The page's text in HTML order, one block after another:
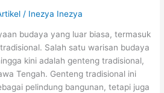
/ Inezya Inezya
budaya yang luar biasa, termasuk
Salah satu warisan budaya
kini adalah genteng tradisional,
Tengah. Genteng tradisional ini
pelindung bangunan, tetapi juga